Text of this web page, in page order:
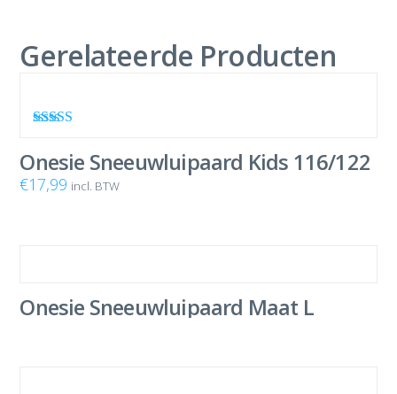
Gerelateerde Producten
uit 5
Onesie Sneeuwluipaard Kids 116/122
€17,99 incl. BTW
Onesie Sneeuwluipaard Maat L